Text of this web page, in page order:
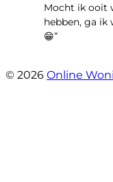
Mocht ik ooit
hebben, ga ik
😁”
© 2026 Online